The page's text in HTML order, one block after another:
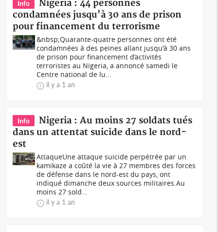
Info
Nigeria : 44 personnes
condamnées jusqu'à 30 ans de prison
pour financement du terrorisme
&nbsp;Quarante-quatre personnes ont été
condamnées à des peines allant jusqu'à 30 ans
de prison pour financement d’activités
terroristes au Nigeria, a annoncé samedi le
Centre national de lu...
il y a 1 an
Info
Nigeria : Au moins 27 soldats tués
dans un attentat suicide dans le nord-
est
AttaqueUne attaque suicide perpétrée par un
kamikaze a coûté la vie à 27 membres des forces
de défense dans le nord-est du pays, ont
indiqué dimanche deux sources militaires.Au
moins 27 sold...
il y a 1 an